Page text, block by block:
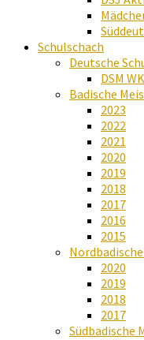
Schulschach
Deutsche
DSM
Badische
2023
2022
2021
2020
2019
2018
2017
2016
2015
2020
2019
2018
2017
Südbadische